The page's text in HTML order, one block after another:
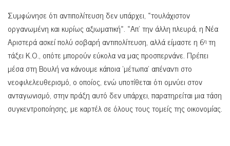
Συμφώνησε ότι αντιπολίτευση δεν υπάρχει, «τουλάχιστον
οργανωμένη και κυρίως αξιωματική». «Απ’ την άλλη πλευρά, η Νέα
Αριστερά ασκεί πολύ σοβαρή αντιπολίτευση, αλλά είμαστε η 6η τη
τάξει Κ.Ο., οπότε μπορούν εύκολα να μας προσπερνάνε. Πρέπει
μέσα στη Βουλή να κάνουμε κάποια ‘μέτωπα’ απέναντι στο
νεοφιλελευθερισμό, ο οποίος, ενώ υποτίθεται ότι ομνύει στον
ανταγωνισμό, στην πράξη αυτό δεν υπάρχει, παρατηρείται μια τάση
συγκεντροποίησης, με καρτέλ σε όλους τους τομείς της οικονομίας.